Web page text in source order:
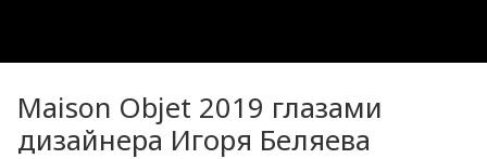
Maison Objet 2019 глазами
дизайнера Игоря Беляева